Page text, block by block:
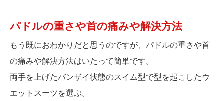
パドルの重さや首の痛みや解決方法
もう既におわかりだと思うのですが、パドルの重さや首
の痛みや解決方法はいたって簡単です。
両手を上げたバンザイ状態のスイム型で型を起こしたウ
エットスーツを選ぶ。